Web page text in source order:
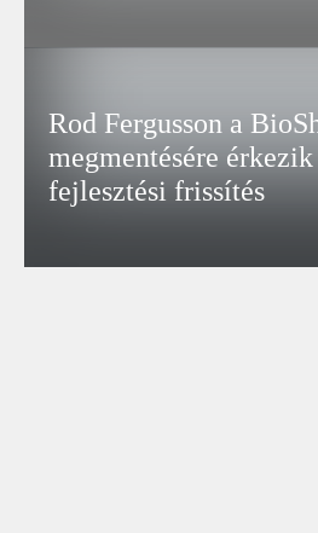
Rod Fergusson a
megmentésére
fejlesztési frissítés